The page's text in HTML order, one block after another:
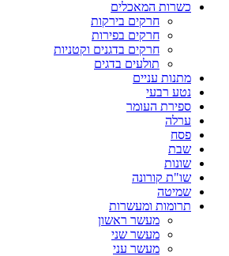
כשרות המאכלים
חרקים בירקות
חרקים בפירות
חרקים בדגנים וקטניות
תולעים בדגים
מתנות עניים
נטע רבעי
ספירת העומר
ערלה
פסח
שבת
שונות
שו"ת קורונה
שמיטה
תרומות ומעשרות
מעשר ראשון
מעשר שני
מעשר עני